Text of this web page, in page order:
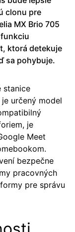
clonu pre
MX Brio 705
ktorá detekuje
sa pohybuje.
stanice
určený model
je
Meet
bezpečne
pracovných
pre správu